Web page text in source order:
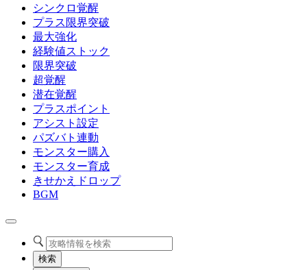
シンクロ覚醒
プラス限界突破
最大強化
経験値ストック
限界突破
超覚醒
潜在覚醒
プラスポイント
アシスト設定
パズバト連動
モンスター購入
モンスター育成
きせかえドロップ
BGM
検索